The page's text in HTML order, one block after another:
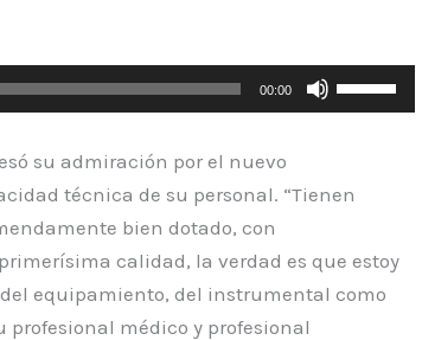
00:00
Utiliza
las
su admiración por el nuevo
técnica de su personal. “Tienen
bien dotado, con
calidad, la verdad es que estoy
equipamiento, del instrumental como
médico y profesional